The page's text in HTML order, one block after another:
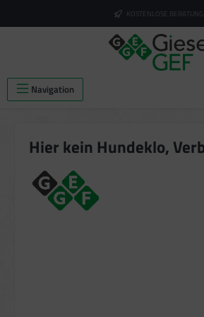
KOSTENLOSE BERATUNG
Navigation
Hier kein Hundeklo,